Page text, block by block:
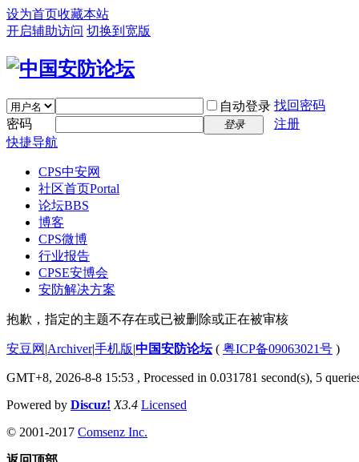
设为首页收藏本站
开启辅助访问 切换到宽版
自动登录 找回密码
密码
登录
注册
快捷导航
CPS中安网
社区首页Portal
论坛BBS
博客
CPS微博
行业报告
CPSE安博会
安防解决方案
抱歉，指定的主题不存在或已被删除或正在被审核
安豆网 |Archiver|手机版|中国安防论坛( 粤ICP备09063021号 )
GMT+8, 2026-8-8 15:53 , Processed in 0.031781 second(s), 5
Powered by Discuz! X3.4 Licensed
© 2001-2017 Comsenz Inc.